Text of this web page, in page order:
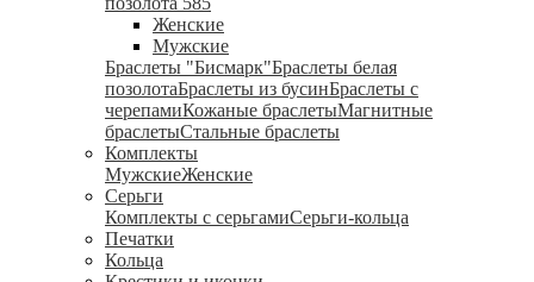
Женские
Мужские
Браслеты "Бисмарк"Браслеты белая
позолотаБраслеты из бусинБраслеты с
черепамиКожаные браслетыМагнитные
браслетыСтальные браслеты
Комплекты
МужскиеЖенские
Серьги
Комплекты с серьгамиСерьги-кольца
Печатки
Кольца